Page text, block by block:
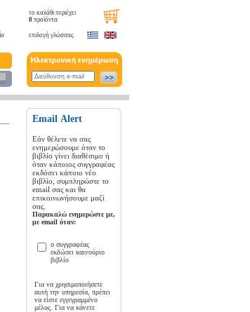
το καλάθι περιέχει
0 προϊόντα
επιλογή γλώσσας
Εmail Αlert
Εάν θέλετε να σας
ενημερώσουμε όταν το
βιβλίο γίνει διαθέσιμο ή
όταν κάποιος συγγραφέας
εκδόσει κάποιο νέο
βιβλίο, συμπληρώστε το
email σας και θα
επικοινωνήσουμε μαζί
σας.
Παρακαλώ ενημερώστε με,
με email όταν:
ο συγγραφέας
εκδώσει καινούριο
βιβλίο
Για να χρησιμοποιήσετε
αυτή την υπηρεσία, πρέπει
να είστε εγγεγραμμένο
μέλος. Για να κάνετε